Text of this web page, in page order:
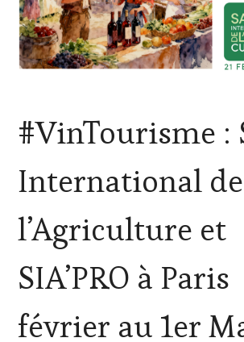
CLUB
TASTING
VOUCHER,
LES
CLÉS
VIN
ET
LA
HAUTE
#VinTourisme :
International de
l’Agriculture et
SIA’PRO à
février au 1er